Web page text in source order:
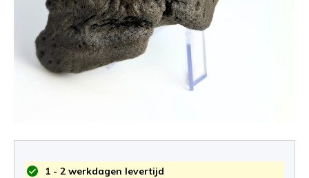
1 - 2 werkdagen levertijd